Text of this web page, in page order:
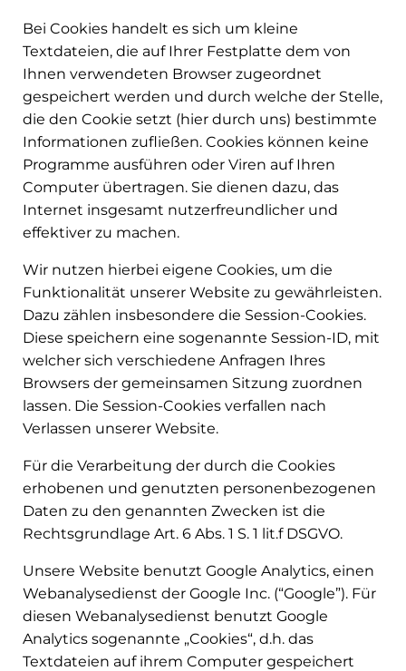
Bei Cookies handelt es sich um kleine
Textdateien, die auf Ihrer Festplatte dem von
Ihnen verwendeten Browser zugeordnet
gespeichert werden und durch welche der Stelle,
die den Cookie setzt (hier durch uns) bestimmte
Informationen zufließen. Cookies können keine
Programme ausführen oder Viren auf Ihren
Computer übertragen. Sie dienen dazu, das
Internet insgesamt nutzerfreundlicher und
effektiver zu machen.
Wir nutzen hierbei eigene Cookies, um die
Funktionalität unserer Website zu gewährleisten.
Dazu zählen insbesondere die Session-Cookies.
Diese speichern eine sogenannte Session-ID, mit
welcher sich verschiedene Anfragen Ihres
Browsers der gemeinsamen Sitzung zuordnen
lassen. Die Session-Cookies verfallen nach
Verlassen unserer Website.
Für die Verarbeitung der durch die Cookies
erhobenen und genutzten personenbezogenen
Daten zu den genannten Zwecken ist die
Rechtsgrundlage Art. 6 Abs. 1 S. 1 lit.f DSGVO.
Unsere Website benutzt Google Analytics, einen
Webanalysedienst der Google Inc. (“Google”). Für
diesen Webanalysedienst benutzt Google
Analytics sogenannte „Cookies“, d.h. das
Textdateien auf ihrem Computer gespeichert